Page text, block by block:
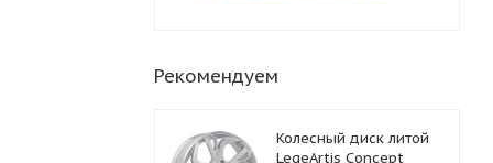
Рекомендуем
Колесный диск литой
LegeArtis Concept